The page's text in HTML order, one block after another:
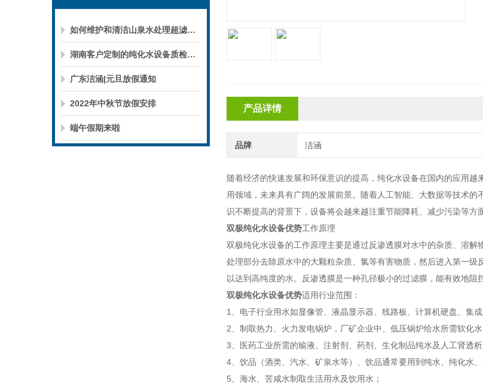
产品详情
品牌 洁涵
随着经济的快速发展和环保意识的提高，纯化水设备在国内的应用
用领域，未来具有广阔的发展前景。随着人工智能、大数据等技术
识不断提高的背景下，设备将会越来越注重节能降耗、减少污染等方
双极纯化水设备优势工作原理
双极纯化水设备的工作原理主要是通过反渗透膜对水中的杂质、溶
处理部分去除原水中的大颗粒杂质、氯等有害物质，然后进入第一
以达到高纯度的水。反渗透膜是一种孔径极小的过滤膜，能有效地阻
双极纯化水设备优势适用行业范围：
1、电子行业用水如显像管、液晶显示器、线路板、计算机硬盘、集
2、制取热力、火力发电锅炉，厂矿企业中、低压锅炉给水所需软化水
3、医药工业所需的输液、注射剂、药剂、生化制品纯水及人工肾透析
4、饮品（酒类、汽水、矿泉水等）、饮品通常要用到纯水、纯化水
5、海水、苦咸水制取生活用水及饮用水；
如何维护和清洁山泉水处理超滤系统
湖南客户定制的纯化水设备质检后准备发货！
广东洁涵|元旦放假通知
2022年中秋节放假安排
端午假期来啦